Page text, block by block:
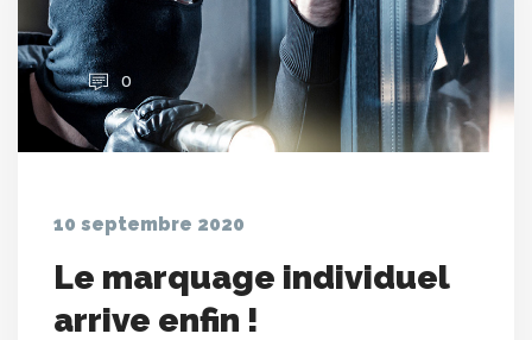
0
10 septembre 2020
Le marquage individuel
arrive enfin !